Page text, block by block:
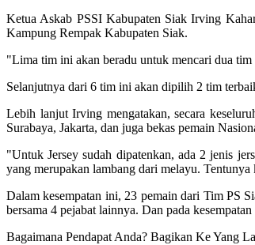
Ketua Askab PSSI Kabupaten Siak Irving
Kampung Rempak Kabupaten Siak.
"Lima tim ini akan beradu untuk mencari dua
Selanjutnya dari 6 tim ini akan dipilih 2 tim
Lebih lanjut Irving mengatakan, secara
Surabaya, Jakarta, dan juga bekas pemain
"Untuk Jersey sudah dipatenkan, ada 2 jenis
yang merupakan lambang dari melayu.
Dalam kesempatan ini, 23 pemain dari Tim PS
bersama 4 pejabat lainnya. Dan pada
Bagaimana Pendapat Anda? Bagikan Ke Yang